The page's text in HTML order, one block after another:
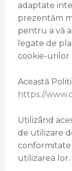
adaptate
prezentăm
pentru a vă
legate de
cookie-urilor
Această
https://
Utilizând
de utilizare
conformitate
utilizarea lor.